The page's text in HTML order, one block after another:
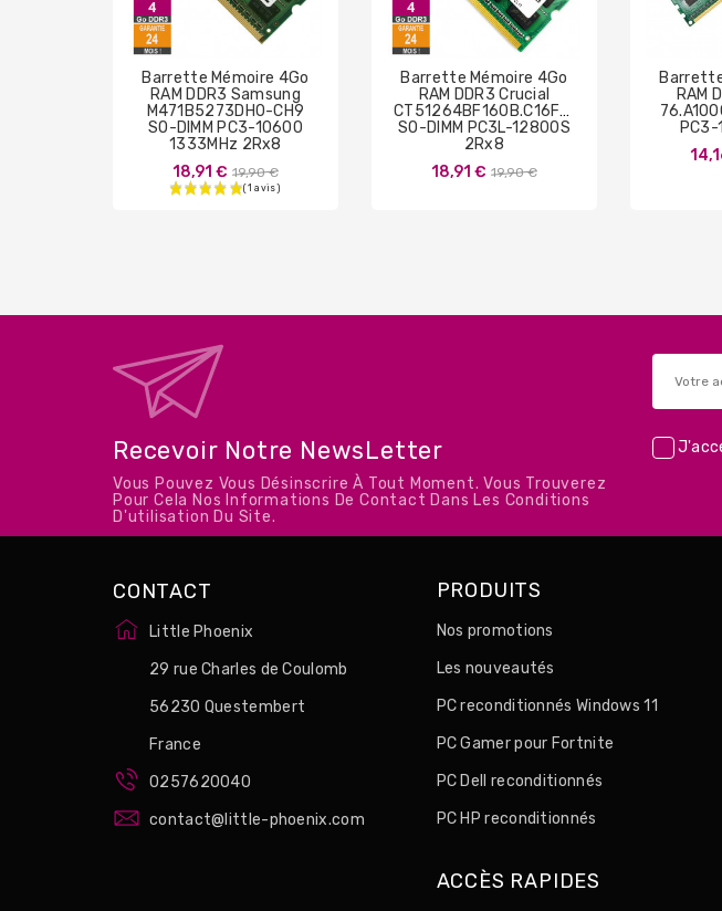
Barrette Mémoire 4Go
RAM DDR3 Samsung
M471B5273DH0-CH9
SO-DIMM PC3-10600
1333MHz 2Rx8
18,91 € Prix
de
19,90 €
Barrette Mémoire 4Go
RAM DDR3 Crucial
CT51264BF160B.C16FPR2
SO-DIMM PC3L-12800S
2Rx8
18,91 € Prix
19,90 €
RAM
Recevoir Notre NewsLetter
Vous Pouvez Vous Désinscrire À Tout Moment. Vous Trouverez
Pour Cela Nos Informations De Contact Dans Les Conditions
D'utilisation Du Site.
CONTACT
Little Phoenix
29 rue Charles de Coulomb
56230 Questembert
France
0257620040
contact@little-phoenix.com
PRODUITS
Nos promotions
Les nouveautés
PC reconditionnés Windows 11
PC Gamer pour Fortnite
PC Dell reconditionnés
PC HP reconditionnés
ACCÈS RAPIDES